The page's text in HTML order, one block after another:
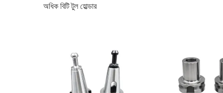
অধিক বিটি টুল হোল্ডার